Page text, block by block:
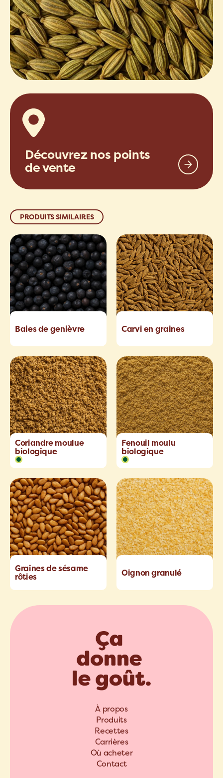
Découvrez nos points
de vente
PRODUITS SIMILAIRES
Baies de genièvre Carvi en graines
Coriandre moulue
biologique
Fenouil moulu
biologique
Graines de sésame
rôties
Oignon granulé
À propos
Produits
Recettes
Carrières
Où acheter
Contact